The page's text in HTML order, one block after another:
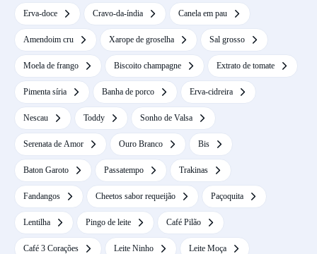
Erva-doce Cravo-da-índia Canela em pau
Amendoim cru Xarope de groselha Sal grosso
Moela de frango Biscoito champagne Extrato de tomate
Pimenta síria Banha de porco Erva-cidreira
Nescau Toddy Sonho de Valsa
Serenata de Amor Ouro Branco Bis
Baton Garoto Passatempo Trakinas
Fandangos Cheetos sabor requeijão Paçoquita
Lentilha Pingo de leite Café Pilão
Café 3 Corações Leite Ninho Leite Moça